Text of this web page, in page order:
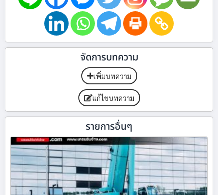
จัดการบทความ
เพิ่มบทความ
แก้ไขบทความ
รายการอื่นๆ